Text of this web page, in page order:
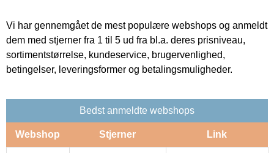
Vi har gennemgået de mest populære webshops og anmeldt
dem med stjerner fra 1 til 5 ud fra bl.a. deres prisniveau,
sortimentstørrelse, kundeservice, brugervenlighed,
betingelser, leveringsformer og betalingsmuligheder.
Bedst anmeldte webshops
Webshop Stjerner Link